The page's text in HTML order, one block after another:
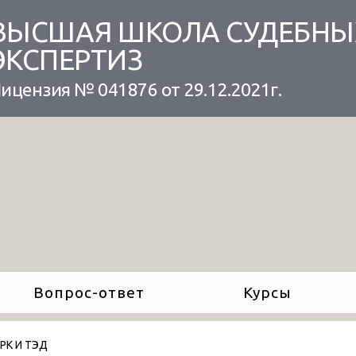
ШКОЛА
№ 041876 от 29.12.2021г.
Вопрос-ответ Курсы
И ТЭД